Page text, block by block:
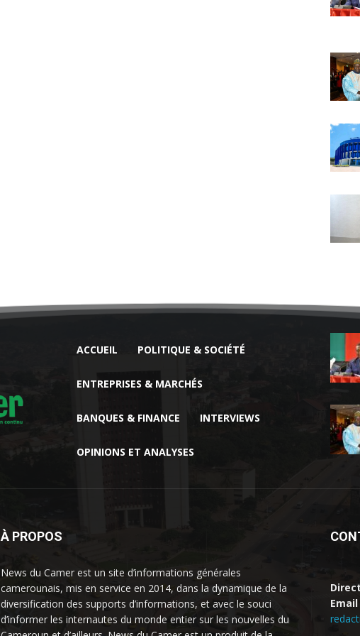
ACCUEIL POLITIQUE & SOCIÉTÉ
ENTREPRISES & MARCHÉS
BANQUES & FINANCE INTERVIEWS
OPINIONS ET ANALYSES
À PROPOS
News du Camer est un site d’informations générales
camerounais, mis en service en 2014, dans la dynamique de la
diversification des supports d’informations, et avec le souci
d’informer les internautes du monde entier sur les nouvelles du
Email